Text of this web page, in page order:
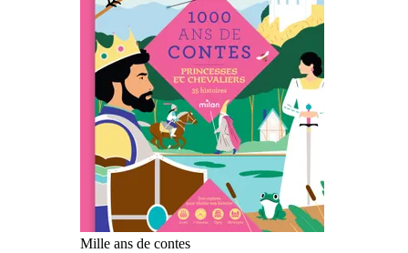
Mille ans de contes